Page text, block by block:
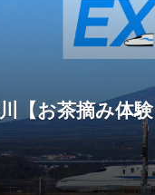
【お茶摘み体